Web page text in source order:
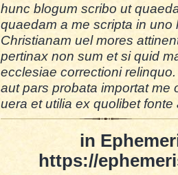
hunc blogum scribo ut
quaedam a me scripta in
Christianam uel mores
pertinax non sum et si quid
ecclesiae correctioni
aut pars probata importat me
uera et utilia ex quolibet fonte
in
https://